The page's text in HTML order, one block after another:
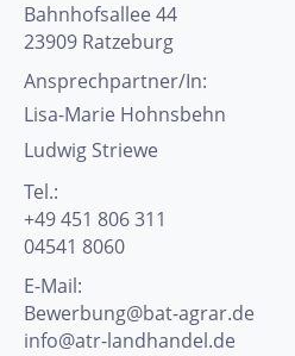
Bahnhofsallee 44
23909 Ratzeburg
Ansprechpartner/In:
Lisa-Marie Hohnsbehn
Ludwig Striewe
Tel.:
+49 451 806 311
04541 8060
E-Mail:
Bewerbung@bat-agrar.de
info@atr-landhandel.de